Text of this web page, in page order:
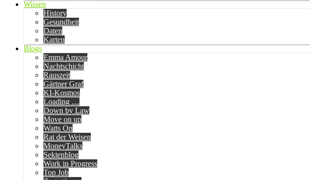
Wissen
History
Gesundheit
Daten
Karten
Blogs
Emma Amour
Nachtschicht
Rauszeit
Gärtner Graf
KI-Kosmos
Loading …
Down by Law
Move on up
Watts On
Rat der Weisen
MoneyTalks
Sektenblog
Work in Progress
Top Job